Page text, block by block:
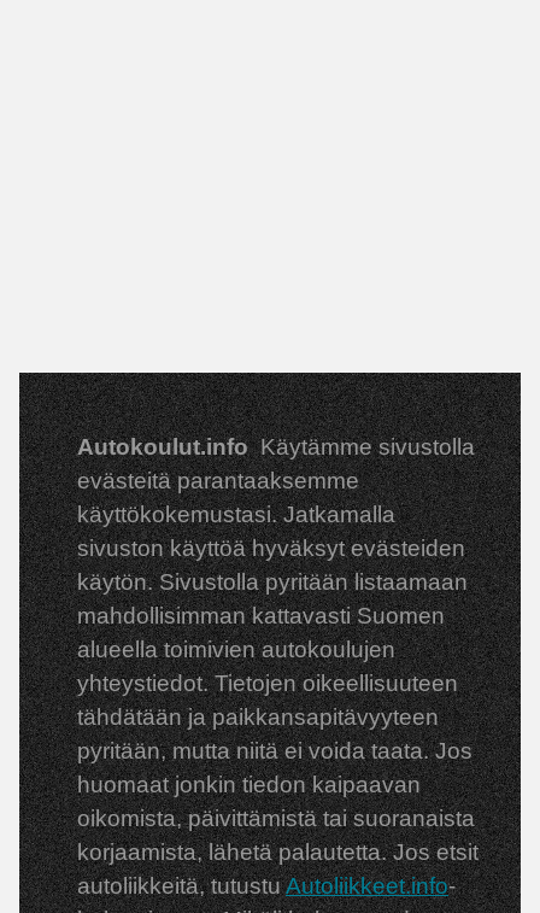
Autokoulut.info Käytämme sivustolla
evästeitä parantaaksemme
käyttökokemustasi. Jatkamalla
sivuston käyttöä hyväksyt evästeiden
käytön. Sivustolla pyritään listaamaan
mahdollisimman kattavasti Suomen
alueella toimivien autokoulujen
yhteystiedot. Tietojen oikeellisuuteen
tähdätään ja paikkansapitävyyteen
pyritään, mutta niitä ei voida taata. Jos
huomaat jonkin tiedon kaipaavan
oikomista, päivittämistä tai suoranaista
korjaamista, lähetä palautetta. Jos etsit
autoliikkeitä, tutustuAutoliikkeet.info-